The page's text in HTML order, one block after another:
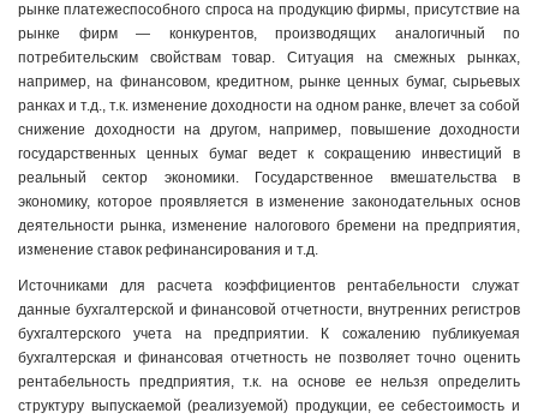
рынке платежеспособного спроса на продукцию фирмы, присутствие на
рынке фирм — конкурентов, производящих аналогичный по
потребительским свойствам товар. Ситуация на смежных рынках,
например, на финансовом, кредитном, рынке ценных бумаг, сырьевых
ранках и т.д., т.к. изменение доходности на одном ранке, влечет за собой
снижение доходности на другом, например, повышение доходности
государственных ценных бумаг ведет к сокращению инвестиций в
реальный сектор экономики. Государственное вмешательства в
экономику, которое проявляется в изменение законодательных основ
деятельности рынка, изменение налогового бремени на предприятия,
изменение ставок рефинансирования и т.д.
Источниками для расчета коэффициентов рентабельности служат
данные бухгалтерской и финансовой отчетности, внутренних регистров
бухгалтерского учета на предприятии. К сожалению публикуемая
бухгалтерская и финансовая отчетность не позволяет точно оценить
рентабельность предприятия, т.к. на основе ее нельзя определить
структуру выпускаемой (реализуемой) продукции, ее себестоимость и